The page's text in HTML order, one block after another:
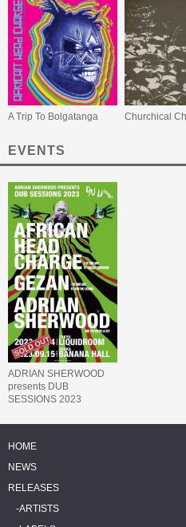
A Trip To Bolgatanga
EVENTS
ADRIAN SHERWOOD
presents DUB
SESSIONS 2023
HEAD CHARGE &
HOME
NEWS
RELEASES
ARTISTS